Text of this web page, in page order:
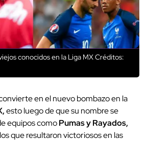
conocidos en la Liga MXCréditos:
en el nuevo bombazo en la
esto luego de que su nombre se
equipos comoPumas y Rayados,
que resultaron victoriosos en las